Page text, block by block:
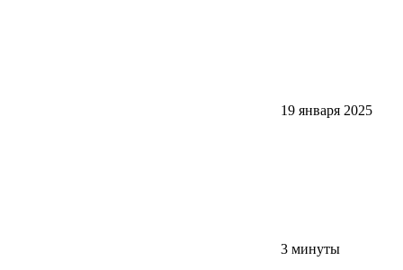
19 января 2025
3 минуты